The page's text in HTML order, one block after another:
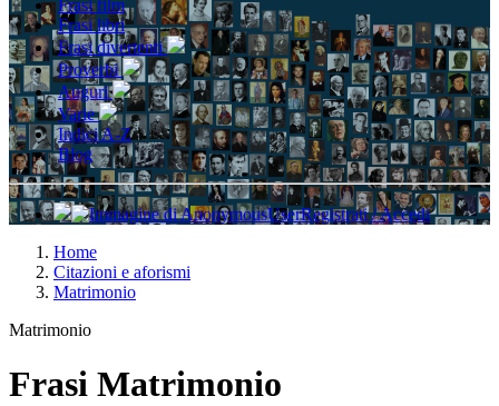
Frasi film
Frasi libri
Frasi divertenti
Proverbi
Auguri
Varie
Indici A-Z
Blog
Registrati / Accedi
Home
Citazioni e aforismi
Matrimonio
Matrimonio
Frasi Matrimonio